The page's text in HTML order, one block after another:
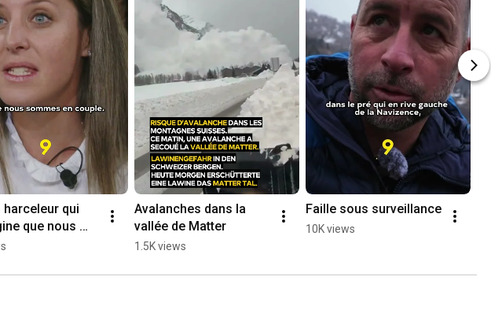
harceleur qui
que nous
en couple
Avalanches dans la
vallée de Matter
1.5K views
Faille sous surveillance
10K views